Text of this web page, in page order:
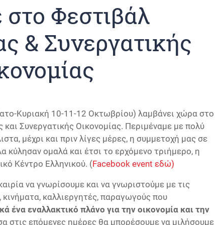
Φεστιβάλ
& Συνεργατικής
Κυριακή 10-11-12 Οκτωβρίου) λαμβάνει χώρα στο
Συνεργατικής Οικονομίας. Περιμέναμε με πολύ
μέχρι και πριν λίγες μέρες, η συμμετοχή μας σε
κύλησαν ομαλά και έτσι το ερχόμενο τριήμερο, η
Κέντρο Ελληνικού. (Facebook event εδώ)
να γνωρίσουμε και να γνωριστούμε με τις
καλλιεργητές, παραγωγούς που
ένα εναλλακτικό πλάνο για την οικονομία και την
στις επόμενες ημέρες θα μπορέσουμε να μιλήσουμε